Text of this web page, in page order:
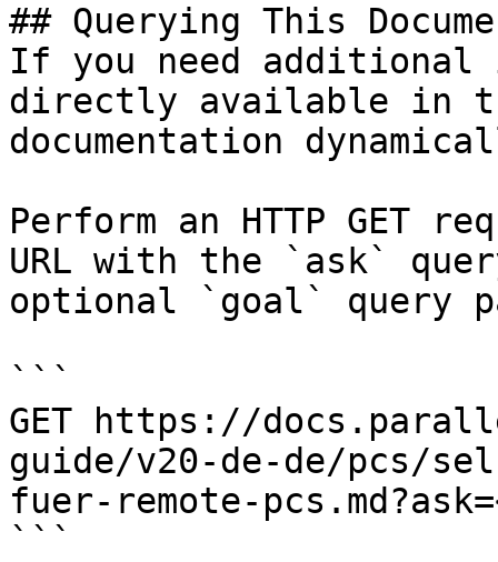
## Querying This
If you need
directly available in
documentation
Perform an HTTP GET
URL with the `ask`
optional `goal` query
```
GET https://
guide/v20-de-de/pcs/
fuer-remote-
```